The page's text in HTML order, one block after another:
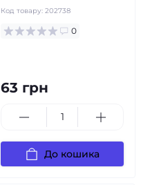
Код товару: 202738
0
63 грн
До кошика